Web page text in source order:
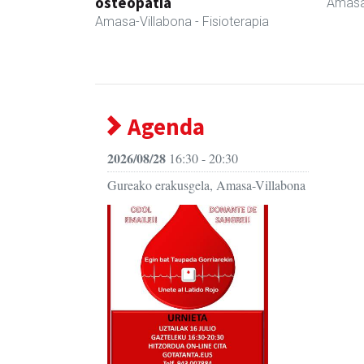
Amasa-Villabona - Fisioterapia
Agenda
2026/08/28 16:30 - 20:30
Gureako erakusgela, Amasa-Villabona